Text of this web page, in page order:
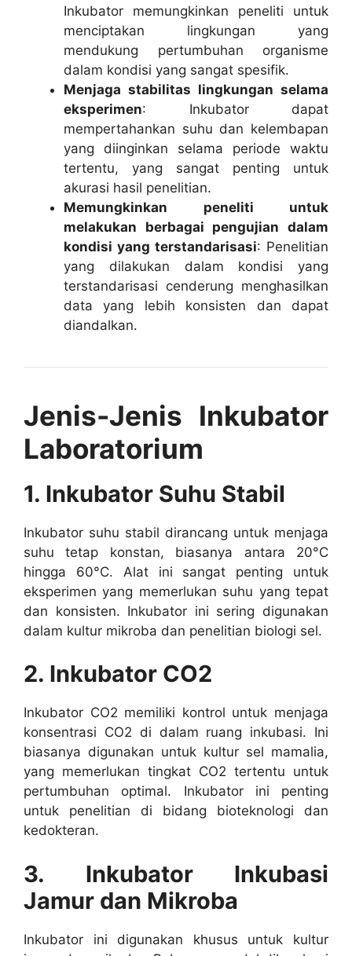
Inkubator memungkinkan peneliti untuk
menciptakan lingkungan yang
mendukung pertumbuhan organisme
dalam kondisi yang sangat spesifik.
Menjaga stabilitas lingkungan selama
eksperimen: Inkubator dapat
mempertahankan suhu dan kelembapan
yang diinginkan selama periode waktu
tertentu, yang sangat penting untuk
akurasi hasil penelitian.
Memungkinkan peneliti untuk
melakukan berbagai pengujian dalam
kondisi yang terstandarisasi: Penelitian
yang dilakukan dalam kondisi yang
terstandarisasi cenderung menghasilkan
data yang lebih konsisten dan dapat
diandalkan.
Jenis-Jenis Inkubator
Laboratorium
1. Inkubator Suhu Stabil
Inkubator suhu stabil dirancang untuk menjaga
suhu tetap konstan, biasanya antara 20°C
hingga 60°C. Alat ini sangat penting untuk
eksperimen yang memerlukan suhu yang tepat
dan konsisten. Inkubator ini sering digunakan
dalam kultur mikroba dan penelitian biologi sel.
2. Inkubator CO2
Inkubator CO2 memiliki kontrol untuk menjaga
konsentrasi CO2 di dalam ruang inkubasi. Ini
biasanya digunakan untuk kultur sel mamalia,
yang memerlukan tingkat CO2 tertentu untuk
pertumbuhan optimal. Inkubator ini penting
untuk penelitian di bidang bioteknologi dan
kedokteran.
3. Inkubator Inkubasi
Jamur dan Mikroba
Inkubator ini digunakan khusus untuk kultur